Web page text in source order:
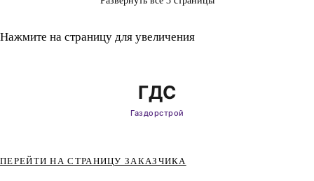
Нажмите на страницу для увеличения
ПЕРЕЙТИ НА СТРАНИЦУ ЗАКАЗЧИКА